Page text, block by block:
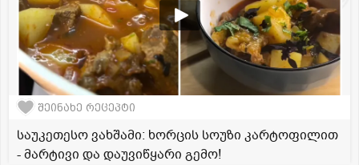
შეინახე რეცეპტი
საუკეთესო ვახშამი: ხორცის სოუზი კარტოფილით
- მარტივი და დაუვიწყარი გემო!